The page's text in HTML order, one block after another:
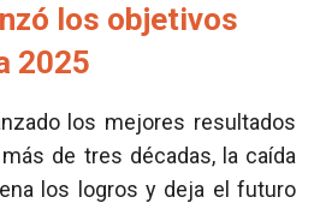
los objetivos
2025
los mejores resultados
de tres décadas, la caída
los logros y deja el futuro